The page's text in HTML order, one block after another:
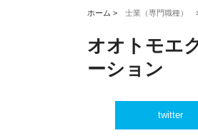
ホーム > 士業（専門職種）
オオトモエ
ーション
twitter